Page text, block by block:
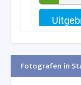
Fotografen in